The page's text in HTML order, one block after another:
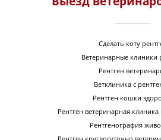
Сделать коту
Ветеринарные клиники
Рентген
Ветклиника с
Рентген кошки
Рентген ветеринарная клиника
Рентгенография